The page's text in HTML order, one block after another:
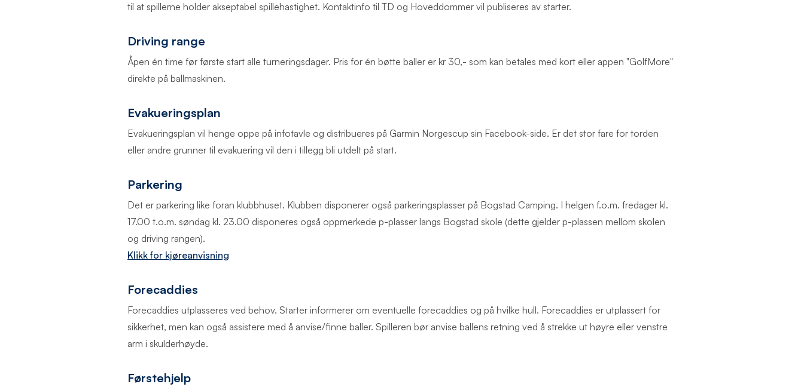
til at spillerne holder akseptabel spillehastighet. Kontaktinfo til TD og Hoveddommer vil publiseres av starter.
Driving range
Åpen én time før første start alle turneringsdager. Pris for én bøtte baller er kr 30,- som kan betales med kort eller appen "GolfMore"
direkte på ballmaskinen.
Evakueringsplan
Evakueringsplan vil henge oppe på infotavle og distribueres på Garmin Norgescup sin Facebook-side. Er det stor fare for torden
eller andre grunner til evakuering vil den i tillegg bli utdelt på start.
Parkering
Det er parkering like foran klubbhuset. Klubben disponerer også parkeringsplasser på Bogstad Camping. I helgen f.o.m. fredager kl.
17.00 t.o.m. søndag kl. 23.00 disponeres også oppmerkede p-plasser langs Bogstad skole (dette gjelder p-plassen mellom skolen
og driving rangen).
Klikk for kjøreanvisning
Forecaddies
Forecaddies utplasseres ved behov. Starter informerer om eventuelle forecaddies og på hvilke hull. Forecaddies er utplassert for
sikkerhet, men kan også assistere med å anvise/finne baller. Spilleren bør anvise ballens retning ved å strekke ut høyre eller venstre
arm i skulderhøyde.
Førstehjelp